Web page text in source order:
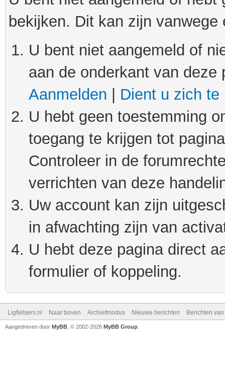
bekijken. Dit kan zijn
U bent niet aangemeld of
aan de onderkant van
Aanmelden
Dient u zich te
U hebt geen toestemming
toegang te krijgen tot
Controleer in de
verrichten van deze
Uw account kan zijn
in afwachting zijn van
U hebt deze pagina direct
formulier of koppeling.
Ligfietsers.nl Naar boven Archiefmodus Nieuwe berichten Berichten
Aangedreven door MyBB , © 2002-2026 MyBB Group